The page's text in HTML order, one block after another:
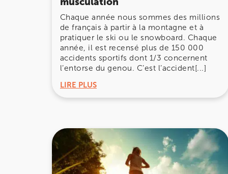
Chaque année nous sommes des millions
de français à partir à la montagne et à
pratiquer le ski ou le snowboard. Chaque
année, il est recensé plus de 150 000
accidents sportifs dont 1/3 concernent
l’entorse du genou. C’est l’accident[...]
LIRE PLUS
380 Av. de la Division Leclerc 92290
380 Av. de la Division Leclerc 92290
01 43 50 05 24
Prenez RDV sur
Prenez RDV sur
68 Av. de Villiers 75017 Paris
01 44 90 90 40
Prenez RDV sur